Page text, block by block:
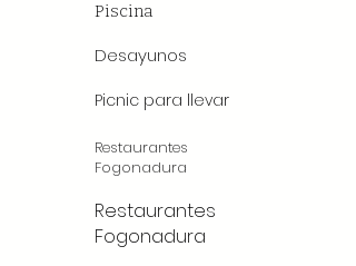
Piscina
Desayunos
Picnic para llevar
Restaurantes
Fogonadura
Restaurantes
Fogonadura